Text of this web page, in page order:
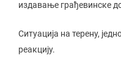
издавање грађевинске
Ситуација на терену,
реакцију.